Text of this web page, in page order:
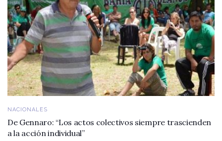
NACIONALES
De Gennaro: “Los actos colectivos siempre trascienden
a la acción individual”